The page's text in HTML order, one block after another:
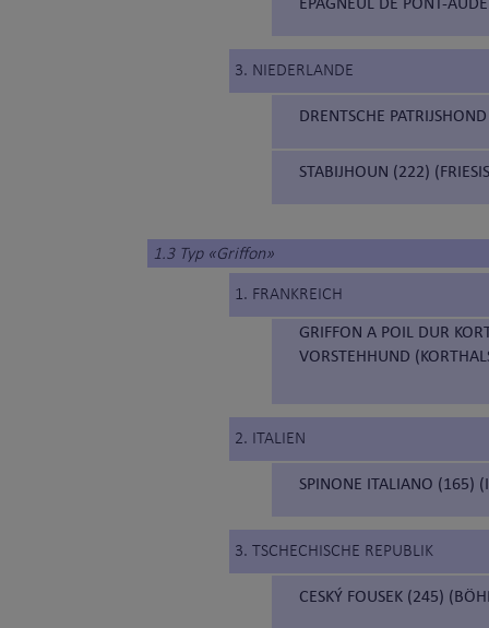
3. NIEDERLANDE
DRENTSCHE
STABIJHOUN (222)
1.3 Typ «Griffon»
1. FRANKREICH
GRIFFON A POIL DUR
VORSTEHHUND
2. ITALIEN
SPINONE ITALIANO (165)
3. TSCHECHISCHE REPUBLIK
CESKÝ FOUSEK (245)